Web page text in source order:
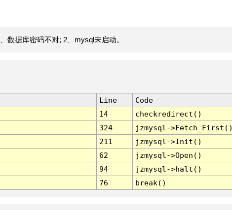
数据库密码不对; 2、mysql未启动。
Line
Code
14
checkredirect()
324
jzmysql-
211
jzmysql->Init()
62
jzmysql->Open()
94
jzmysql->halt()
76 break()